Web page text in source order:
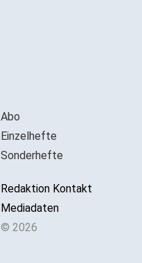
Abo
Einzelhefte
Sonderhefte
Redaktion Kontakt
Mediadaten
© 2026